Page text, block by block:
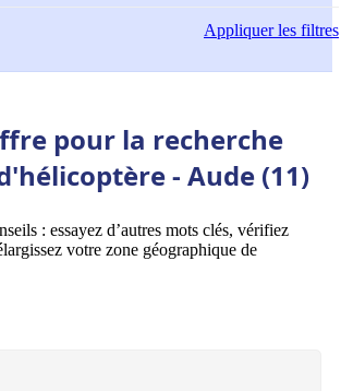
Appliquerles filtres
pour la recherche
- Aude (11)
: essayez d’autres mots clés, vérifiez
votre zone géographique de